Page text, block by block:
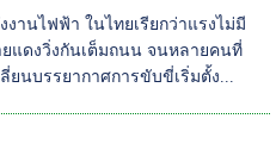
านไฟฟ้า ในไทยเรียกว่าแรงไม่มี
ยแดงวิ่งกันเต็มถนน จนหลายคนที่
ยนบรรยากาศการขับขี่เริ่มตั้ง...